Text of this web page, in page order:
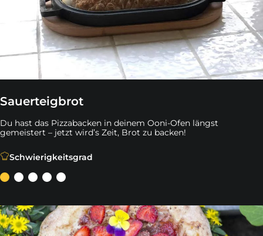
Sauerteigbrot
Du hast das Pizzabacken in deinem Ooni-Ofen längst
gemeistert – jetzt wird’s Zeit, Brot zu backen!
Schwierigkeitsgrad